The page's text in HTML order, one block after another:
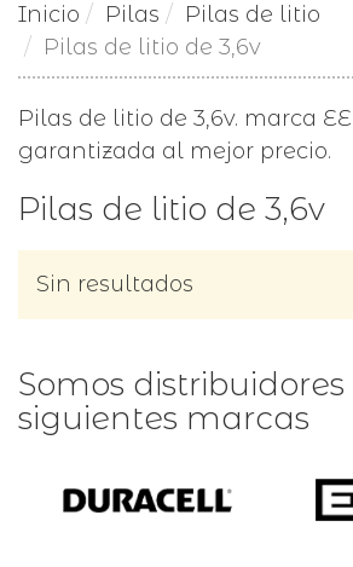
Inicio Pilas
Pilas de litio
Pilas de litio de 3,6v
Pilas de litio de 3,6v. marca
garantizada al mejor precio.
Pilas de litio de 3,6v
Sin resultados
Somos
siguientes marcas